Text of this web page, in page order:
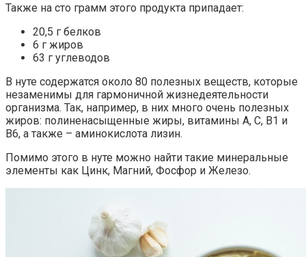
Также на сто грамм этого продукта припадает:
20,5 г белков
6 г жиров
63 г углеводов
В нуте содержатся около 80 полезных веществ, которые
незаменимы для гармоничной жизнедеятельности
организма. Так, например, в них много очень полезных
жиров: полиненасыщенные жиры, витамины А, С, В1 и
В6, а также – аминокислота лизин.
Помимо этого в нуте можно найти такие минеральные
элементы как Цинк, Магний, Фосфор и Железо.